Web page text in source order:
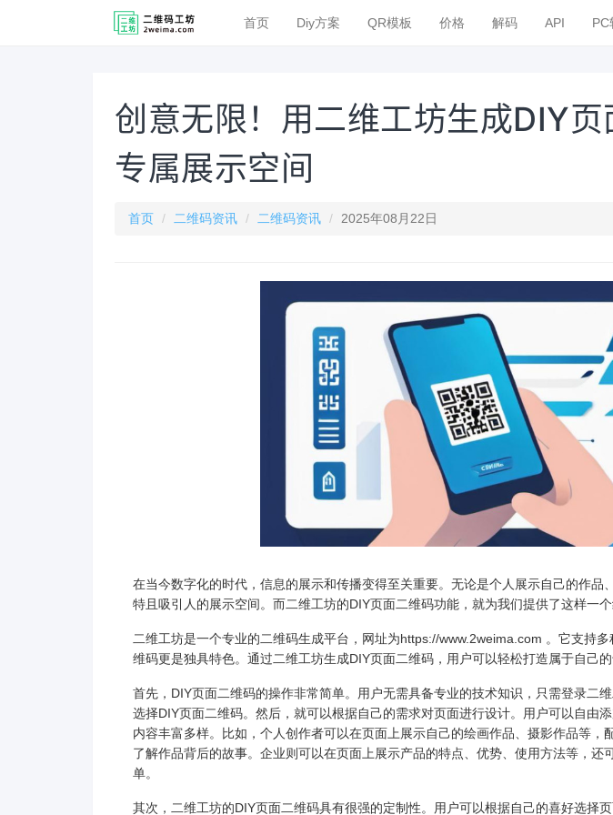
首页 Diy方案 QR模板 价格 解码 API PC
创意无限！用二维工坊生成DIY
专属展示空间
首页 二维码资讯 二维码资讯 2025年08月22日
在当今数字化的时代，信息的展示和传播变得至关重要。无论是个人展示自己的作品
特且吸引人的展示空间。而二维工坊的DIY页面二维码功能，就为我们提供了这样一个
二维工坊是一个专业的二维码生成平台，网址为https://www.2weima.com 。它支持
维码更是独具特色。通过二维工坊生成DIY页面二维码，用户可以轻松打造属于自己的
首先，DIY页面二维码的操作非常简单。用户无需具备专业的技术知识，只需登录二
选择DIY页面二维码。然后，就可以根据自己的需求对页面进行设计。用户可以自由
内容丰富多样。比如，个人创作者可以在页面上展示自己的绘画作品、摄影作品等，
了解作品背后的故事。企业则可以在页面上展示产品的特点、优势、使用方法等，还
单。
其次，二维工坊的DIY页面二维码具有很强的定制性。用户可以根据自己的喜好选择